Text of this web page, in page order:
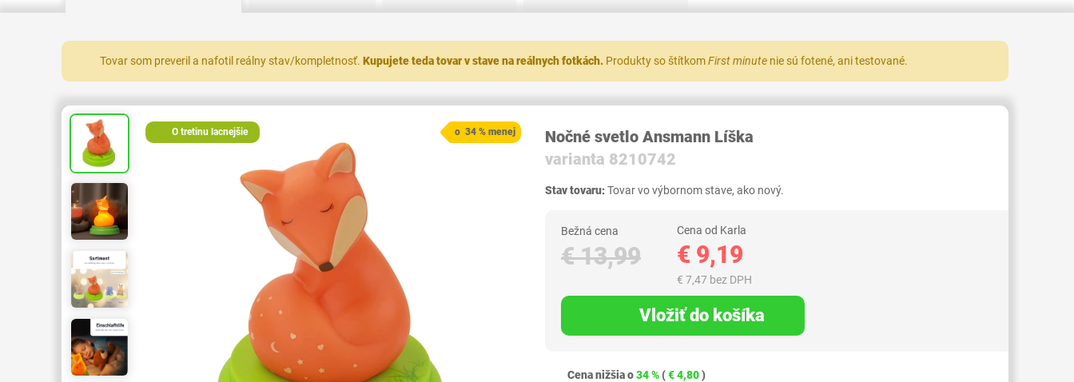
Tovar som preveril a nafotil reálny stav/kompletnosť. Kupujete teda tovar v stave na reálnych fotkách. Produkty so štítkomFirst minute nie sú fotené, ani testované.
O tretinu lacnejšie o 34 % menej
Nočné svetlo Ansmann Líška
varianta 8210742
Stav tovaru:Tovar vo výbornom stave, ako nový.
Bežná cena
€ 13,99
Cena od Karla
€ 9,19
€ 7,47 bez DPH
Vložiť do košíka
Cena nižšia o34 % (€ 4,80)